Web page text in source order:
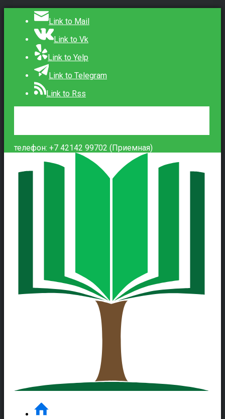
Link to Mail
Link to Vk
Link to Yelp
Link to Telegram
Link to Rss
телефон: +7 42142 99702 (Приемная)